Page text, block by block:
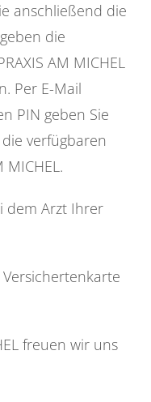
anschließend die
die
AM MICHEL
Per E-Mail
PIN geben Sie
verfügbaren
MICHEL.
dem Arzt Ihrer
freuen wir uns